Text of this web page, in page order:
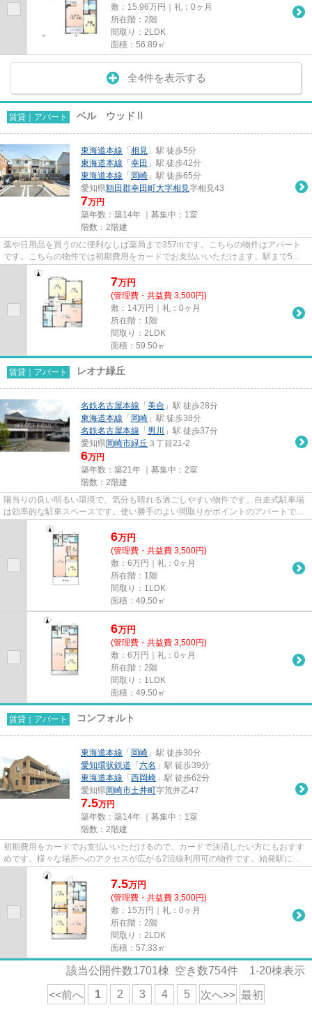
敷：15.96万円｜礼：0ヶ月
所在階：2階
間取り：2LDK
面積：56.89㎡
全4件を表示する
賃貸｜アパート ベル ウッドⅡ
東海道本線 「 相見 」駅 徒歩5分
東海道本線 「 幸田 」駅 徒歩42分
東海道本線 「 岡崎 」駅 徒歩65分
愛知県額田郡幸田町大字相見字相見43
7万円
築年数：築14年 ｜募集中： 1室
階数：2階建
薬や日用品を買うのに便利なしば薬局まで357mです。こちらの物件はアパート
です。こちらの物件では初期費用をカードでお支払いいただけます。駅まで5分
と、駅近でアクセスも良好な物件...
7万円
(管理費・共益費 3,500円)
敷：14万円｜礼：0ヶ月
所在階：1階
間取り：2LDK
面積：59.50㎡
賃貸｜アパート レオナ緑丘
名鉄名古屋本線 「 美合 」駅 徒歩28分
東海道本線 「 岡崎 」駅 徒歩38分
名鉄名古屋本線 「 男川
」駅 徒歩37分
愛知県岡崎市緑丘 ３丁目21-2
6万円
築年数：築21年 ｜募集中： 2室
階数：2階建
陽当りの良い明るい環境で、気分も晴れる過ごしやすい物件です。自走式駐車場
は効率的な駐車スペースです。使い勝手のよい間取りがポイントのアパートで
す。近隣住民にとっても快適に...
6万円
(管理費・共益費 3,500円)
敷：6万円｜礼：0ヶ月
所在階：1階
間取り：1LDK
面積：49.50㎡
6万円
(管理費・共益費 3,500円)
敷：6万円｜礼：0ヶ月
所在階：2階
間取り：1LDK
面積：49.50㎡
賃貸｜アパート コンフォルト
東海道本線 「 岡崎 」駅 徒歩30分
愛知環状鉄道 「 六名 」駅 徒歩39分
東海道本線 「 西岡崎 」駅 徒歩62分
愛知県岡崎市土井町字荒井乙47
7.5万円
築年数：築14年 ｜募集中： 1室
階数：2階建
初期費用をカードでお支払いいただけるので、カードで決済したい方にもおすす
めです。様々な場所へのアクセスが広がる2沿線利用可の物件です。始発駅に近
く、朝の通勤ラッシュでも座席...
7.5万円
(管理費・共益費 3,500円)
敷：15万円｜礼：0ヶ月
所在階：2階
間取り：2LDK
面積：57.33㎡
該当公開件数1701棟 空き数754件 1-20棟表示
<<前へ 1 2 3 4 5 次へ>> 最初